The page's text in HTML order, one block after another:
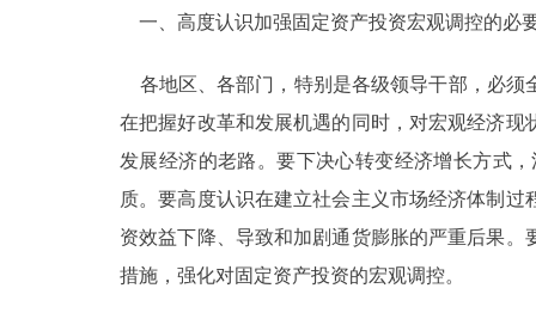
一、高度认识加强固定资产投资宏观调控的必
各地区、各部门，特别是各级领导干部，必须
在把握好改革和发展机遇的同时，对宏观经济
发展经济的老路。要下决心转变经济增长方式
质。要高度认识在建立社会主义市场经济体制
资效益下降、导致和加剧通货膨胀的严重后果
措施，强化对固定资产投资的宏观调控。